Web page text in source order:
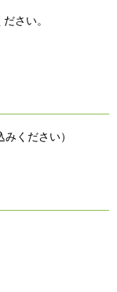
さい。
ください）